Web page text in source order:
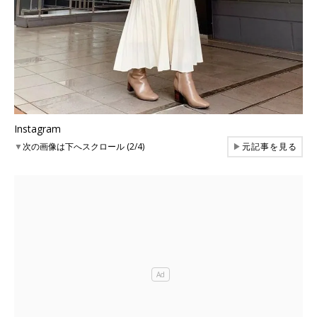
Instagram
▼次の画像は下へスクロール (2/4) ▶元記事を見る